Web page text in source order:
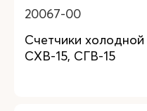
20067-00
Счетчики
СХВ-15, СГВ-15